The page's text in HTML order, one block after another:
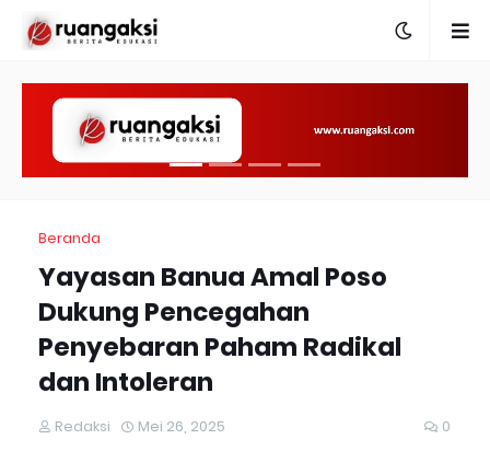
Beranda
Yayasan Banua Amal Poso
Dukung Pencegahan
Penyebaran Paham Radikal
dan Intoleran
Redaksi Mei 26, 2025 0